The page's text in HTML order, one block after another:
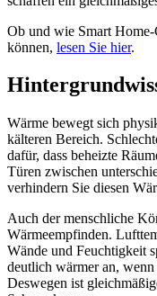
Ob und wie Smart Home-
können, lesen Sie hier.
Wärme bewegt sich
kälteren Bereich.
dafür, dass beheizte
Türen zwischen
verhindern Sie diesen
Auch der menschliche
Wärmeempfinden.
Wände und Feuchtigkeit
deutlich wärmer an,
Deswegen ist